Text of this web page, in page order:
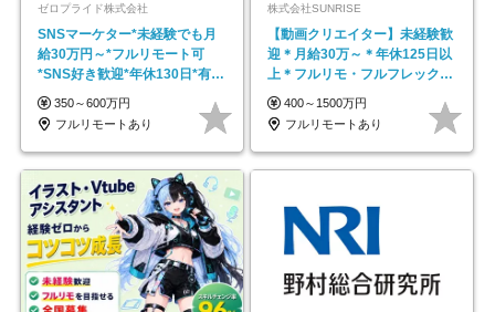
ゼロプライド株式会社
SNSマーケター*未経験でも月
給30万円～*フルリモート可
*SNS好き歓迎*年休130日*有休
取得率100%
350～600万円
フルリモートあり
株式会社SUNRISE
【動画クリエイター】未経験歓
迎＊月給30万～＊年休125日以
上＊フルリモ・フルフレックス
◆10名の採用が決定◆
400～1500万円
フルリモートあり